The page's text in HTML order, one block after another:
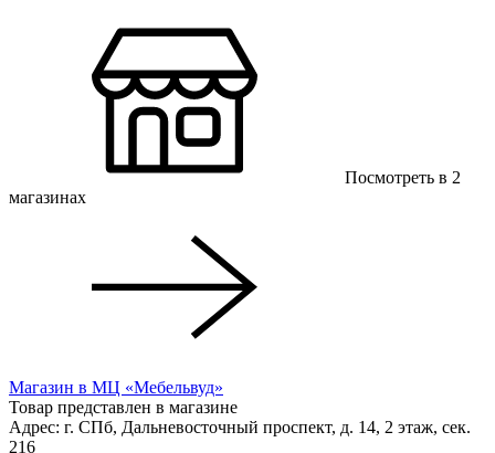
Посмотреть в 2
магазинах
Магазин в МЦ «Мебельвуд»
Товар представлен в магазине
Адрес: г. СПб, Дальневосточный проспект, д. 14, 2 этаж, сек.
216